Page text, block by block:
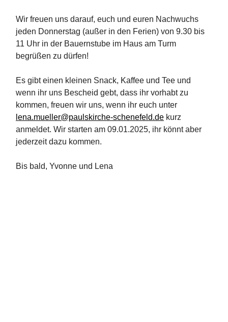
Wir freuen uns darauf, euch und euren Nachwuchs
jeden Donnerstag (außer in den Ferien) von 9.30 bis
11 Uhr in der Bauernstube im Haus am Turm
begrüßen zu dürfen!
Es gibt einen kleinen Snack, Kaffee und Tee und
wenn ihr uns Bescheid gebt, dass ihr vorhabt zu
kommen, freuen wir uns, wenn ihr euch unter
lena.mueller@paulskirche-schenefeld.de kurz
anmeldet. Wir starten am 09.01.2025, ihr könnt aber
jederzeit dazu kommen.
Bis bald, Yvonne und Lena